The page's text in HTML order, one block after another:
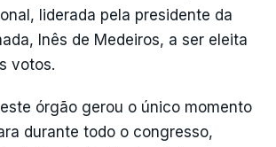
liderada pela presidente da
Inês de Medeiros, a ser eleita
votos.
órgão gerou o único momento
durante todo o congresso,